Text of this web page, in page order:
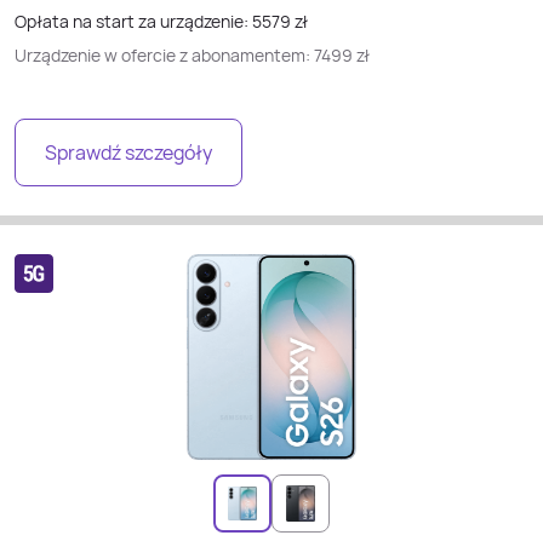
Opłata na start za urządzenie: 5579 zł
Urządzenie w ofercie z abonamentem: 7499 zł
Sprawdź szczegóły